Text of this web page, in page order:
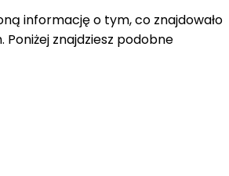
informację o tym, co znajdowało
Poniżej znajdziesz podobne